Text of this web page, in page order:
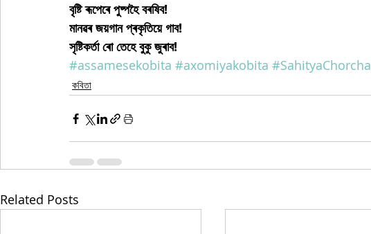
বৃষ্টি ৰূপেৰে পুষ্পহৈ বৰষিব!
মানৱৰ জয়গান প্ৰকৃতিয়ে গাব!
সৃষ্টিকৰ্তা ৰো তেহে বুকু জুৰাব!
#assamesekobita #axomiyakobita #SahityaChorcha
কবিতা
Related Posts